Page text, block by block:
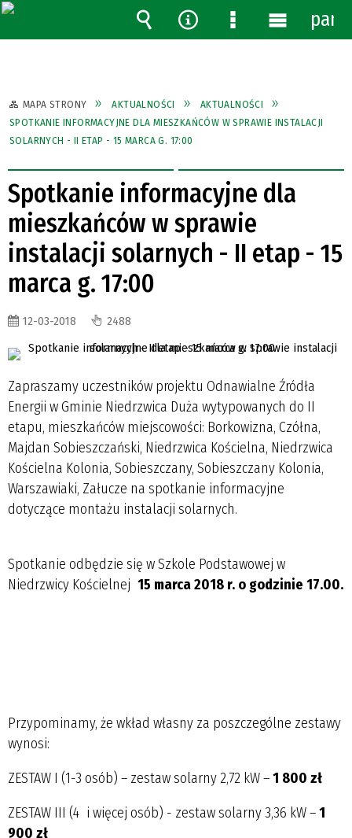
MAPA STRONY AKTUALNOŚCI
AKTUALNOŚCI
SPOTKANIE INFORMACYJNE DLA MIESZKAŃCÓW W SPRAWIE INSTALACJI
SOLARNYCH - II ETAP - 15 MARCA G. 17:00
Spotkanie informacyjne dla
mieszkańców w sprawie
instalacji solarnych - II etap - 15
marca g. 17:00
12-03-2018 2488
Zapraszamy uczestników projektu Odnawialne Źródła
Energii w Gminie Niedrzwica Duża wytypowanych do II
etapu, mieszkańców miejscowości: Borkowizna, Czółna,
Majdan Sobieszczański, Niedrzwica Kościelna, Niedrzwica
Kościelna Kolonia, Sobieszczany, Sobieszczany Kolonia,
Warszawiaki, Załucze na spotkanie informacyjne
dotyczące montażu instalacji solarnych.
Spotkanie odbędzie się w Szkole Podstawowej w
Niedrzwicy Kościelnej 15 marca 2018 r. o godzinie 17.00.
Przypominamy, że wkład własny za poszczególne zestawy
wynosi:
ZESTAW I (1-3 osób) – zestaw solarny 2,72 kW –1 800 zł
ZESTAW III (4 i więcej osób) - zestaw solarny 3,36 kW –1
900 zł
Wyszukiwarka
Narzędzia
MenuMenu